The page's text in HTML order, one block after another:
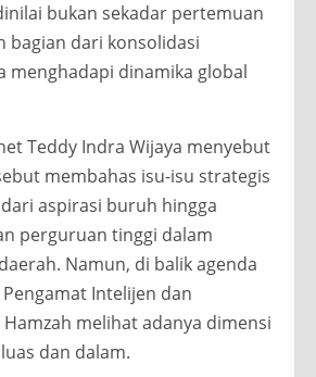
bukan sekadar pertemuan
bagian dari konsolidasi
menghadapi dinamika global
Teddy Indra Wijaya menyebut
membahas isu-isu strategis
aspirasi buruh hingga
perguruan tinggi dalam
Namun, di balik agenda
Intelijen dan
melihat adanya dimensi
dan dalam.